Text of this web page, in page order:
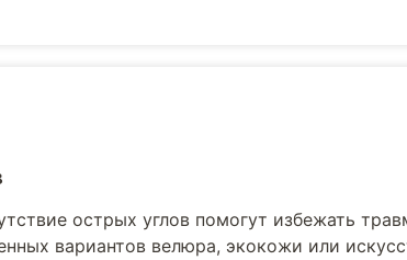
острых углов помогут избежать
вариантов велюра, экокожи или